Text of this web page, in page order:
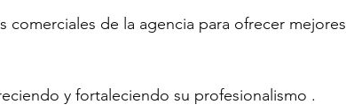
comerciales de la agencia para ofrecer mejores
y fortaleciendo su profesionalismo .